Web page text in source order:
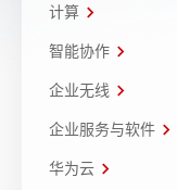
计算
智能协作
企业无线
企业服务与软件
华为云